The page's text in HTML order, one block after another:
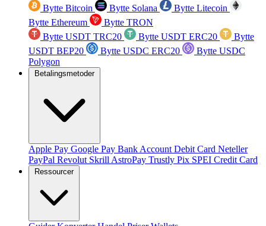
Bytte Bitcoin Bytte Solana
Bytte Litecoin
Bytte Ethereum
Bytte TRON
Bytte USDT TRC20
Bytte USDT ERC20
Bytte
USDT BEP20
Bytte USDC ERC20
Bytte USDC
Polygon
Betalingsmetoder
Apple Pay Google Pay Bank Account Debit Card Neteller
PayPal Revolut Skrill AstroPay Trustly Pix SPEI Credit Card
Ressourcer